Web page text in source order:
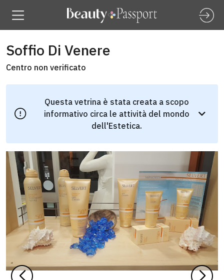
Soffio Di Venere
Centro non verificato
Questa vetrina è stata creata a scopo
informativo circa le attività del mondo
dell'Estetica.